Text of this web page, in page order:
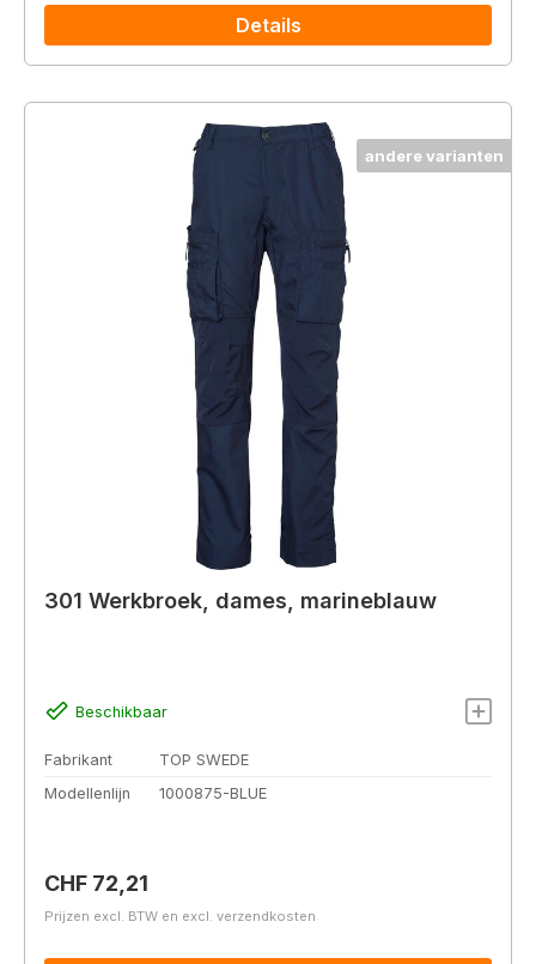
Details
andere varianten
301 Werkbroek, dames, marineblauw
Beschikbaar
Fabrikant
TOP SWEDE
Modellenlijn
1000875-BLUE
Normale prijs:
CHF 72,21
Prijzen excl. BTW en excl. verzendkosten